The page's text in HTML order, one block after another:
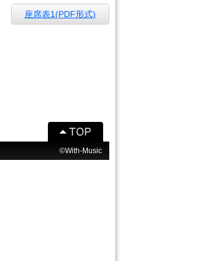
座席表1(PDF形式)
©With-Music